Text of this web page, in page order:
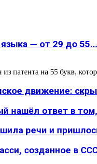
— от 29 до 55...
патента на 55 букв,
движение:
нашёл ответ в том,
речи и
созданное в